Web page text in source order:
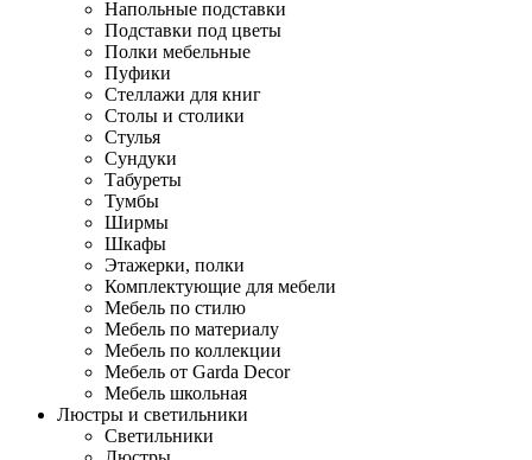
Напольные подставки
Подставки под цветы
Полки мебельные
Пуфики
Стеллажи для книг
Столы и столики
Стулья
Сундуки
Табуреты
Тумбы
Ширмы
Шкафы
Этажерки, полки
Комплектующие для мебели
Мебель по стилю
Мебель по материалу
Мебель по коллекции
Мебель от Garda Decor
Мебель школьная
Люстры и светильники
Светильники